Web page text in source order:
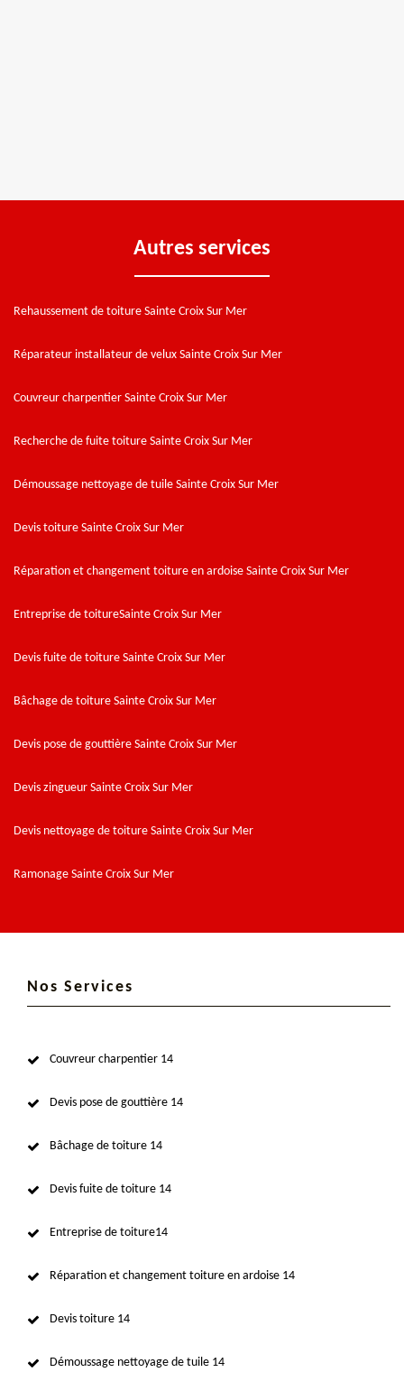
Autres services
Rehaussement de toiture Sainte Croix Sur Mer
Réparateur installateur de velux Sainte Croix Sur Mer
Couvreur charpentier Sainte Croix Sur Mer
Recherche de fuite toiture Sainte Croix Sur Mer
Démoussage nettoyage de tuile Sainte Croix Sur Mer
Devis toiture Sainte Croix Sur Mer
Réparation et changement toiture en ardoise Sainte Croix Sur Mer
Entreprise de toitureSainte Croix Sur Mer
Devis fuite de toiture Sainte Croix Sur Mer
Bâchage de toiture Sainte Croix Sur Mer
Devis pose de gouttière Sainte Croix Sur Mer
Devis zingueur Sainte Croix Sur Mer
Devis nettoyage de toiture Sainte Croix Sur Mer
Ramonage Sainte Croix Sur Mer
Nos Services
Couvreur charpentier 14
Devis pose de gouttière 14
Bâchage de toiture 14
Devis fuite de toiture 14
Entreprise de toiture14
Réparation et changement toiture en ardoise 14
Devis toiture 14
Démoussage nettoyage de tuile 14